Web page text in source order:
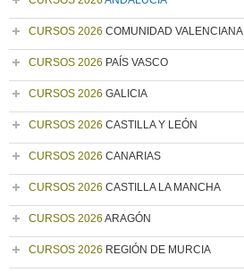
CURSOS 2026 COMUNIDAD VALENCIANA
CURSOS 2026 PAÍS VASCO
CURSOS 2026 GALICIA
CURSOS 2026 CASTILLA Y LEÓN
CURSOS 2026 CANARIAS
CURSOS 2026 CASTILLA LA MANCHA
CURSOS 2026 ARAGÓN
CURSOS 2026 REGIÓN DE MURCIA